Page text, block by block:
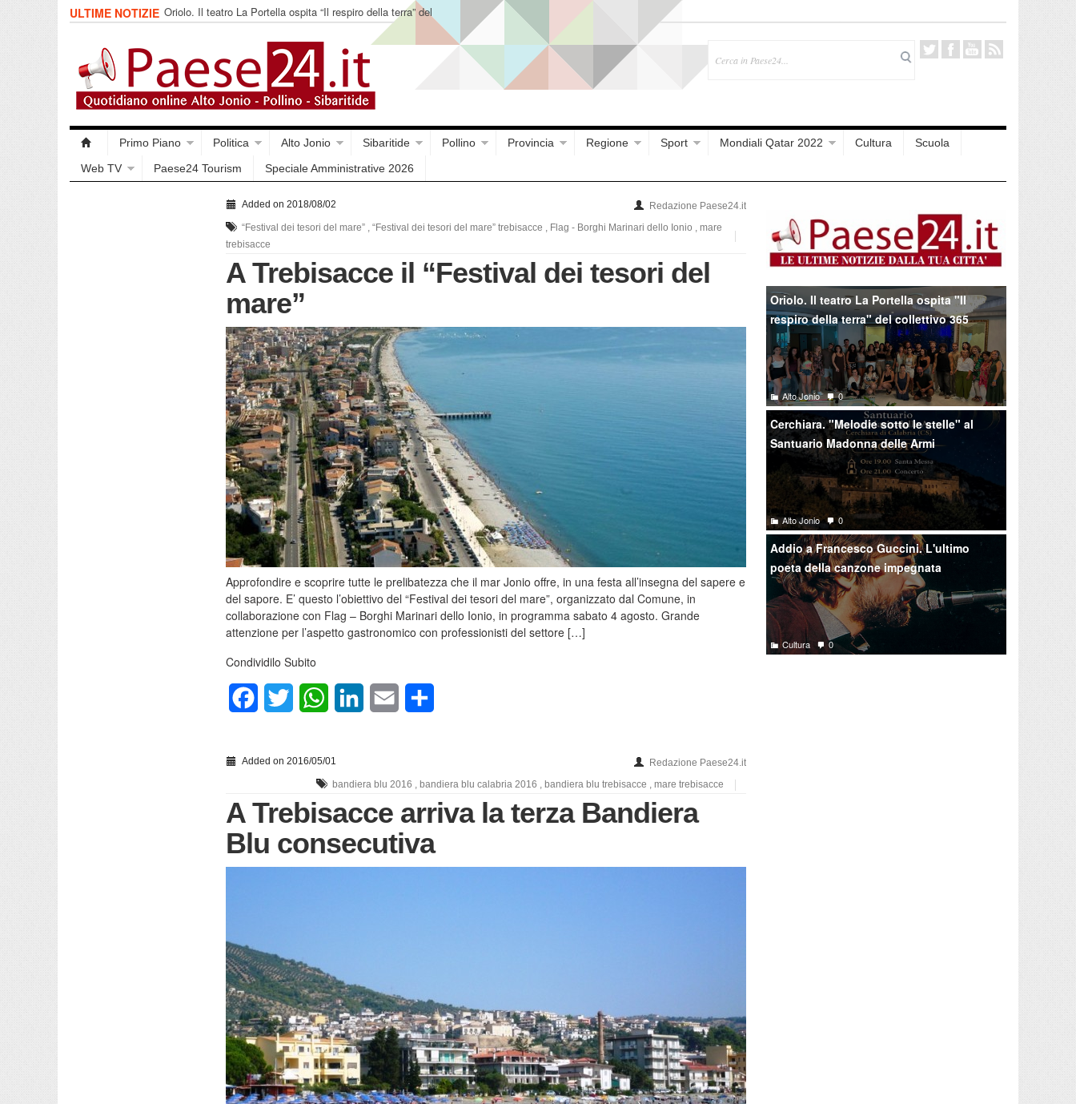
ULTIME NOTIZIE Oriolo. Il teatro La Portella ospita “Il respiro della terra” del
collettivo 365
Primo Piano Politica Alto Jonio Sibaritide Pollino Provincia Regione Sport Mondiali Qatar 2022 Cultura
Scuola
Web TV
Paese24 Tourism Speciale Amministrative 2026
Added on 2018/08/02
Redazione Paese24.it
“Festival dei tesori del mare” , “Festival dei tesori del mare” trebisacce , Flag - Borghi Marinari dello Ionio , mare
trebisacce
A Trebisacce il “Festival dei tesori del
mare”
Approfondire e scoprire tutte le prelibatezza che il mar Jonio offre, in una festa all’insegna del sapere e
del sapore. E’ questo l’obiettivo del “Festival dei tesori del mare”, organizzato dal Comune, in
collaborazione con Flag – Borghi Marinari dello Ionio, in programma sabato 4 agosto. Grande
attenzione per l’aspetto gastronomico con professionisti del settore […]
Condividilo Subito
FacebookTwitter WhatsAppLinkedInEmail
Added on 2016/05/01
Redazione Paese24.it
bandiera blu 2016 , bandiera blu calabria 2016 , bandiera blu trebisacce , mare trebisacce
A Trebisacce arriva la terza Bandiera
Blu consecutiva
Oriolo. Il teatro La Portella ospita "Il
respiro della terra" del collettivo 365
Alto Jonio 0
Cerchiara. "Melodie sotto le stelle" al
Santuario Madonna delle Armi
Alto Jonio 0
Addio a Francesco Guccini. L'ultimo
poeta della canzone impegnata
Cultura 0